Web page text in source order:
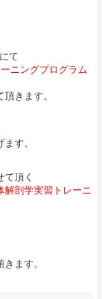
て
ニングプログラム
きます。
す。
頂く
解剖学実習トレーニ
ます。